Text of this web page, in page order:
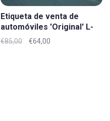
Etiqueta de venta de
automóviles 'Original' L-
XL
€85,00 €64,00